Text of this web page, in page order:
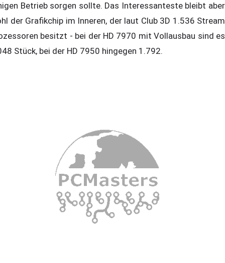
Betrieb sorgen sollte. Das Interessanteste bleibt aber
der Grafikchip im Inneren, der laut Club 3D 1.536 Stream
besitzt - bei der HD 7970 mit Vollausbau sind es
Stück, bei der HD 7950 hingegen 1.792.